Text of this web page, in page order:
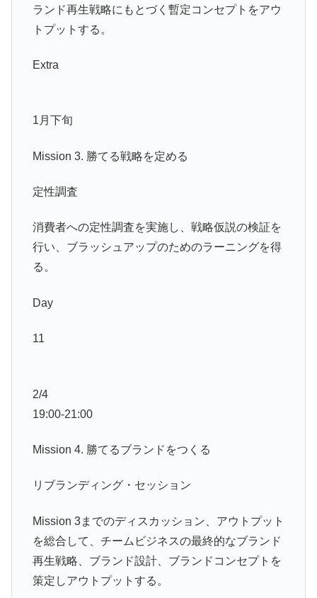
ランド再生戦略にもとづく暫定コンセプトをアウ
トプットする。
Extra
1月下旬
Mission 3. 勝てる戦略を定める
定性調査
消費者への定性調査を実施し、戦略仮説の検証を
行い、ブラッシュアップのためのラーニングを得
る。
Day
11
2/4
19:00-21:00
Mission 4. 勝てるブランドをつくる
リブランディング・セッション
Mission 3までのディスカッション、アウトプット
を総合して、チームビジネスの最終的なブランド
再生戦略、ブランド設計、ブランドコンセプトを
策定しアウトプットする。